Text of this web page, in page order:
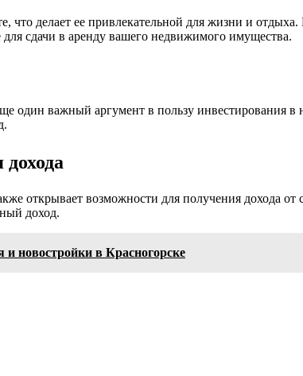
что делает ее привлекательной для жизни и
сдачи в аренду вашего недвижимого имущества.
важный аргумент в пользу инвестирования в
открывает возможности для получения дохода от
доход.
и новостройки в Красногорске